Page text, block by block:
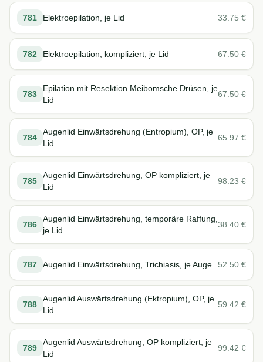
781 Elektroepilation, je Lid 33.75 €
782 Elektroepilation, kompliziert, je Lid 67.50 €
783
Epilation mit Resektion Meibomsche Drüsen, je
Lid
67.50 €
784
Augenlid Einwärtsdrehung (Entropium), OP, je
Lid
65.97 €
785
Augenlid Einwärtsdrehung, OP kompliziert, je
Lid
98.23 €
786
Augenlid Einwärtsdrehung, temporäre Raffung,
je Lid
38.40 €
787 Augenlid Einwärtsdrehung, Trichiasis, je Auge 52.50 €
788
Augenlid Auswärtsdrehung (Ektropium), OP, je
Lid
59.42 €
789
Augenlid Auswärtsdrehung, OP kompliziert, je
Lid
99.42 €